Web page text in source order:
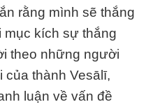
rằng mình sẽ thắng
mục kích sự thắng
theo những người
của thành Vesālī,
luận về vấn đề